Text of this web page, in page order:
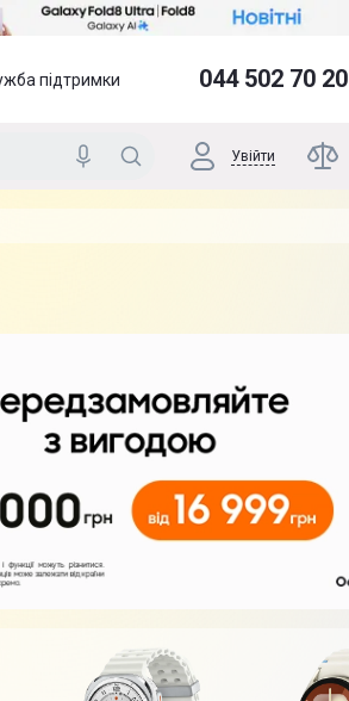
підтримки 044 502 70 20
Увійти